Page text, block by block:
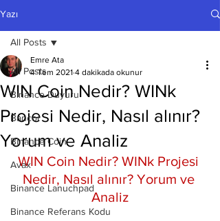
Yazı
All Posts
Binance Duyuru
Bancor
Binance Coin
Avax
Binance Lanuchpad
Binance Referans Kodu
All Posts
WIN Coin Nedir? WINk
Projesi Nedir, Nasıl alınır?
Yorum ve Analiz
Emre Ata
4 Tem 2021 4 dakikada okunur
WIN Coin Nedir? WINk Projesi
Nedir, Nasıl alınır? Yorum ve
Analiz